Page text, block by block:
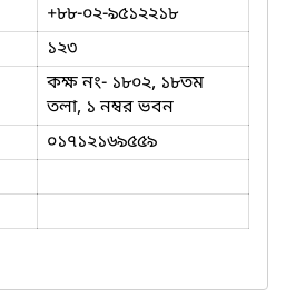
+৮৮-০২-৯৫১২২১৮
১২৩
কক্ষ নং- ১৮০২, ১৮তম
তলা, ১ নম্বর ভবন
০১৭১২১৬৯৫৫৯